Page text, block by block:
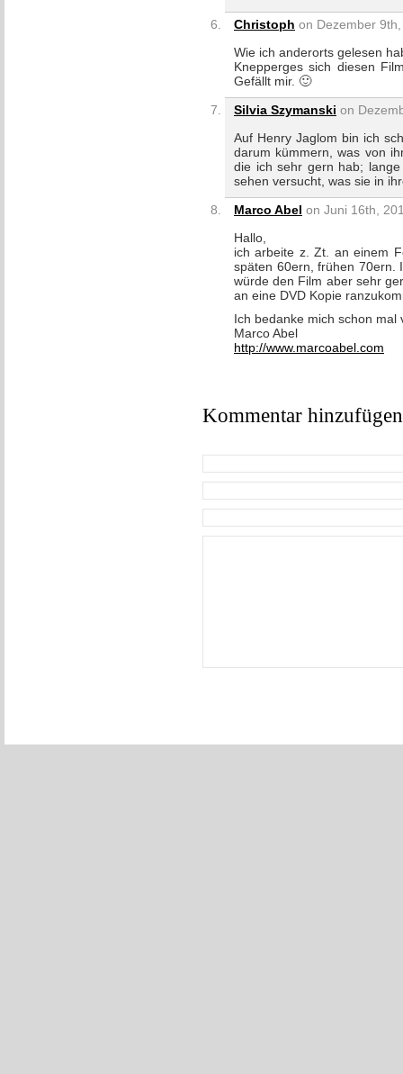
Christoph on Dezember
Wie ich anderorts gelesen
Knepperges sich diesen
Gefällt mir. 🙂
Silvia Szymanski on
Auf Henry Jaglom bin ich
darum kümmern, was von
die ich sehr gern hab;
sehen versucht, was sie in
Marco Abel on Juni 16th,
Hallo,
ich arbeite z. Zt. an einem
späten 60ern, frühen 70ern.
würde den Film aber sehr
an eine DVD Kopie
Ich bedanke mich schon mal
Marco Abel
http://www.marcoabel.com
Kommentar hinzufügen